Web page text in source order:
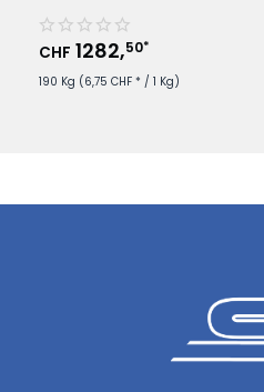
Kühlschmierstoff im
190Kg/Fass
CHF 1282,50*
190 Kg (6,75 CHF * / 1 Kg)